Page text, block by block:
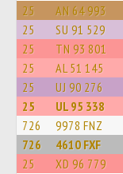
25 AN 64 993
25 SU 91 529
25 TN 93 801
25 AL 51 145
25 UJ 90 276
25 UL 95 338
726 9978 FNZ
726 4610 FXF
25 XD 96 779